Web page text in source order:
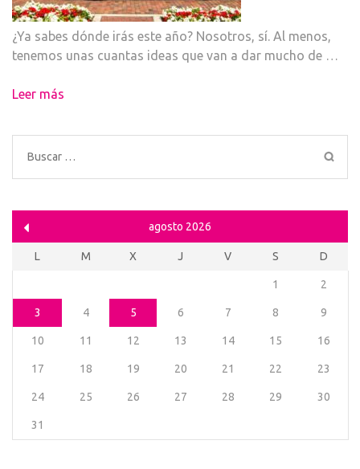
¿Ya sabes dónde irás este año? Nosotros, sí. Al menos,
tenemos unas cuantas ideas que van a dar mucho de …
Leer más
Buscar:
agosto 2026
L M X J V S D
1 2
3 4 5 6 7 8 9
10 11 12 13 14 15 16
17 18 19 20 21 22 23
24 25 26 27 28 29 30
31